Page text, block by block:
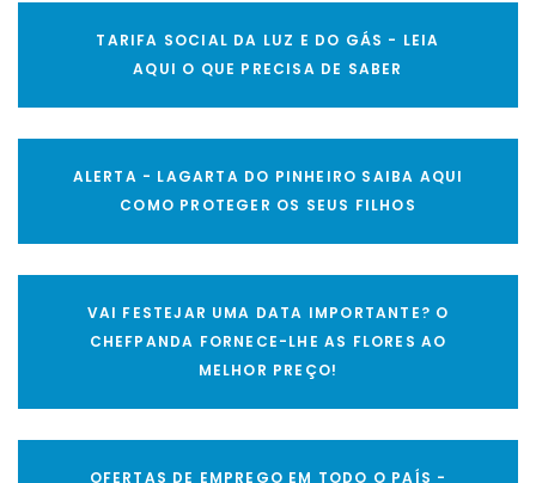
TARIFA SOCIAL DA LUZ E DO GÁS - LEIA
AQUI O QUE PRECISA DE SABER
ALERTA - LAGARTA DO PINHEIRO SAIBA AQUI
COMO PROTEGER OS SEUS FILHOS
VAI FESTEJAR UMA DATA IMPORTANTE? O
CHEFPANDA FORNECE-LHE AS FLORES AO
MELHOR PREÇO!
OFERTAS DE EMPREGO EM TODO O PAÍS -